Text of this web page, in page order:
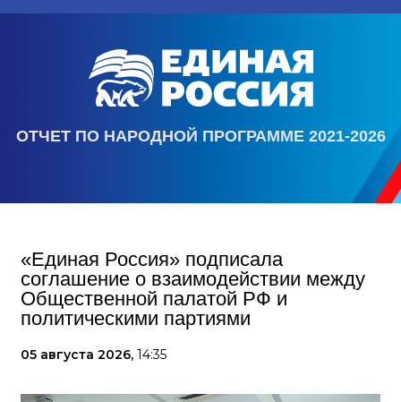
ОТЧЕТ ПО НАРОДНОЙ ПРОГРАММЕ 2021-2026
«Единая Россия» подписала
соглашение о взаимодействии между
Общественной палатой РФ и
политическими партиями
05 августа 2026, 14:35